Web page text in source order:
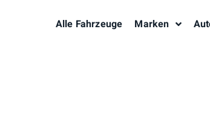
Alle Fahrzeuge Marken